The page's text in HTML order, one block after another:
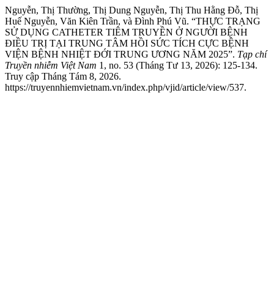
Nguyễn, Thị Thường, Thị Dung Nguyễn, Thị Thu Hằng Đỗ, Thị
Huế Nguyễn, Văn Kiên Trần, và Đình Phú Vũ. “THỰC TRẠNG
SỬ DỤNG CATHETER TIÊM TRUYỀN Ở NGƯỜI BỆNH
ĐIỀU TRỊ TẠI TRUNG TÂM HỒI SỨC TÍCH CỰC BỆNH
VIỆN BỆNH NHIỆT ĐỚI TRUNG ƯƠNG NĂM 2025”. Tạp chí
Truyền nhiễm Việt Nam 1, no. 53 (Tháng Tư 13, 2026): 125-134.
Truy cập Tháng Tám 8, 2026.
https://truyennhiemvietnam.vn/index.php/vjid/article/view/537.